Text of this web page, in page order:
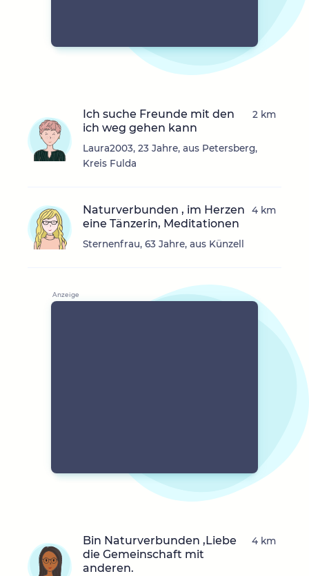
Ich suche Freunde mit den
ich weg gehen kann
Laura2003, 23 Jahre, aus Petersberg,
Kreis Fulda
2 km
Naturverbunden , im Herzen
eine Tänzerin, Meditationen
Sternenfrau, 63 Jahre, aus Künzell
4 km
Bin Naturverbunden ,Liebe
die Gemeinschaft mit
anderen.
4 km